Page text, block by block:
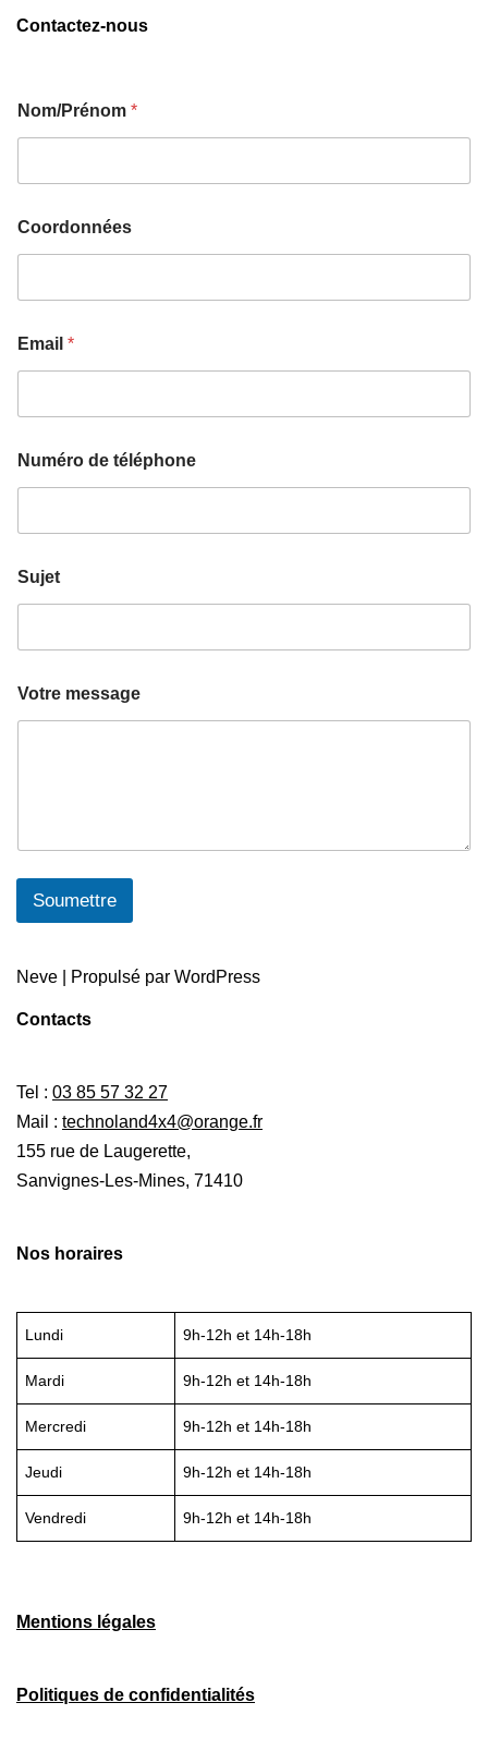
Contactez-nous
Nom/Prénom *
Coordonnées
Email *
Numéro de téléphone
Sujet
Votre message
Soumettre
Neve | Propulsé par WordPress
Contacts
Tel : 03 85 57 32 27
Mail : technoland4x4@orange.fr
155 rue de Laugerette,
Sanvignes-Les-Mines, 71410
Nos horaires
Lundi 9h-12h et 14h-18h
Mardi 9h-12h et 14h-18h
Mercredi 9h-12h et 14h-18h
Jeudi 9h-12h et 14h-18h
Vendredi 9h-12h et 14h-18h
Mentions légales
Politiques de confidentialités